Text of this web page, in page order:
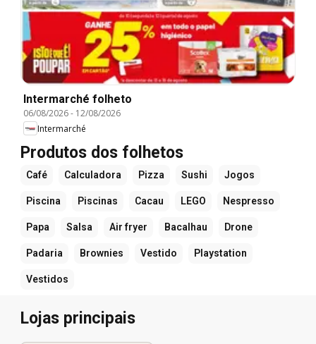
Intermarché folheto
06/08/2026- 12/08/2026
Intermarché
Produtos dos folhetos
Café Calculadora Pizza Sushi Jogos
Piscina Piscinas Cacau LEGO Nespresso
Papa Salsa Air fryer Bacalhau Drone
Padaria Brownies Vestido Playstation
Vestidos
Lojas principais